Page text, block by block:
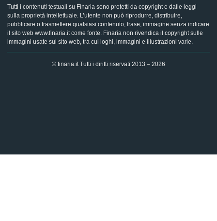
Tutti i contenuti testuali su Finaria sono protetti da copyright e dalle leggi
sulla proprietà intellettuale. L’utente non può riprodurre, distribuire,
pubblicare o trasmettere qualsiasi contenuto, frase, immagine senza indicare
il sito web www.finaria.it come fonte. Finaria non rivendica il copyright sulle
immagini usate sul sito web, tra cui loghi, immagini e illustrazioni varie.
© finaria.it Tutti i diritti riservati 2013 – 2026